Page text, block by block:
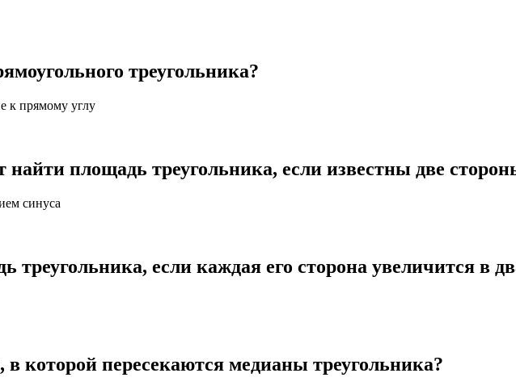
треугольника?
к прямому углу
найти площадь треугольника, если известны две
синуса
треугольника, если каждая его сторона увеличится в
которой пересекаются медианы треугольника?